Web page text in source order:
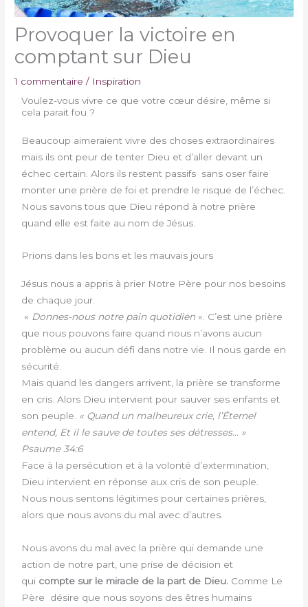
Provoquer la victoire en
comptant sur Dieu
1 commentaire / Inspiration
Voulez-vous vivre ce que votre cœur désire, même si
cela parait fou ?
Beaucoup aimeraient vivre des choses extraordinaires
mais ils ont peur de tenter Dieu et d’aller devant un
échec certain. Alors ils restent passifs sans oser faire
monter une prière de foi et prendre le risque de l’échec.
Nous savons tous que Dieu répond à notre prière
quand elle est faite au nom de Jésus.
Prions dans les bons et les mauvais jours
Jésus nous a appris à prier Notre Père pour nos besoins
de chaque jour.
« Donnes-nous notre pain quotidien ». C’est une prière
que nous pouvons faire quand nous n’avons aucun
problème ou aucun défi dans notre vie. Il nous garde en
sécurité.
Mais quand les dangers arrivent, la prière se transforme
en cris. Alors Dieu intervient pour sauver ses enfants et
son peuple. « Quand un malheureux crie, l’Éternel
entend, Et il le sauve de toutes ses détresses… »
Psaume 34:6
Face à la persécution et à la volonté d’extermination,
Dieu intervient en réponse aux cris de son peuple.
Nous nous sentons légitimes pour certaines prières,
alors que nous avons du mal avec d’autres.
Nous avons du mal avec la prière qui demande une
action de notre part, une prise de décision et
qui compte sur le miracle de la part de Dieu. Comme Le
Père désire que nous soyons des êtres humains